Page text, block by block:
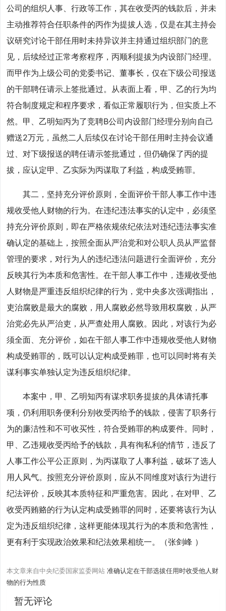
公司的组织人事、行政等工作，其在收受丙的钱款后，并未
主动推荐符合任职条件的丙作为提拔人选，仅是在其主持会
议研究讨论干部任用时未持异议并主持通过组织部门的意
见，后续经过正常考察程序，丙顺利提拔为内设部门经理。
而甲作为上级公司的党委书记、董事长，仅在下级公司报送
的干部聘任请示上签批通过。从表面上看，甲、乙的行为均
符合制度规定和程序要求，看似正常履职行为，但实质上不
然。甲、乙明知丙为了竞聘B公司内设部门经理分别向自己
赠送2万元，虽然二人后续仅在讨论干部任用时主持会议通
过、对下级报送的聘任请示签批通过，但仍确保了丙的提
拔，应认定甲、乙实际为丙谋取了利益，构成受贿罪。
其二，坚持充分评价原则，全面评价干部人事工作中违
规收受他人财物的行为。在违纪违法事实的认定中，必须坚
持充分评价原则，即在严格依规依纪依法对违纪违法事实准
确认定的基础上，按照全面从严治党和对公职人员从严监督
管理的要求，对行为人的违纪违法问题进行全面评价，充分
反映其行为本质和危害性。在干部人事工作中，违规收受他
人财物是严重违反组织纪律的行为，党中央多次强调指出，
吏治腐败是最大的腐败，用人腐败必然导致用权腐败，从严
治党必先从严治吏，从严查处用人腐败。因此，对该行为必
须全面、充分评价，如在干部人事工作中违规收受他人财物
构成受贿罪的，既可以认定构成受贿罪，也可以同时将有关
谋利事实单独认定为违反组织纪律。
本案中，甲、乙明知丙有谋求职务提拔的具体请托事
项，仍利用职务便利分别收受丙给予的钱款，侵害了职务行
为的廉洁性和不可收买性，符合受贿罪的构成要件。同时，
甲、乙违规收受丙给予的钱款，具有徇私利的情节，违反了
人事工作公平公正原则，为丙谋取了人事利益，破坏了选人
用人风气。按照充分评价原则，应从不同维度对该行为进行
纪法评价，反映其本质特征和严重危害。因此，在对甲、乙
收受丙贿赂的行为认定构成受贿罪的同时，还要将该行为认
定为违反组织纪律，这样更能体现其行为的本质和危害性，
更有利于实现政治效果和纪法效果相统一。（张剑峰 ）
本文章来自中央纪委国家监委网站 准确认定在干部选拔任用时收受他人财
物的行为性质
暂无评论